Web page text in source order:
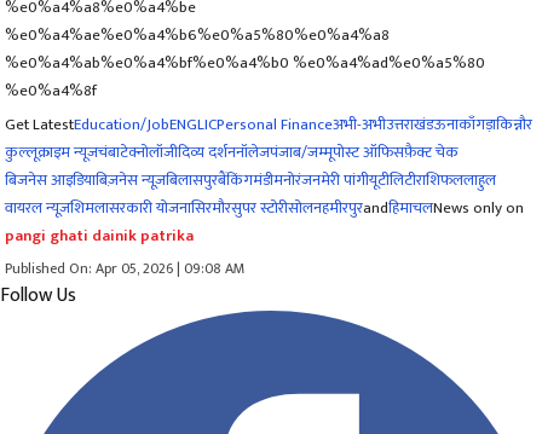
%e0%a4%a8%e0%a4%be
%e0%a4%ae%e0%a4%b6%e0%a5%80%e0%a4%a8
%e0%a4%ab%e0%a4%bf%e0%a4%b0 %e0%a4%ad%e0%a5%80
%e0%a4%8f
Get LatestEducation/JobENGLICPersonal Financeअभी-अभीउत्तराखंडऊनाकाँगड़ाकिन्नौर
कुल्लूक्राइम न्यूजचंबाटेक्नोलॉजीदिव्य दर्शननॉलेजपंजाब/जम्मूपोस्ट ऑफिसफ़ैक्ट चेक
बिजनेस आइडियाबिज़नेस न्यूज़बिलासपुरबैंकिंगमंडीमनोरंजनमेरी पांगीयूटीलिटीराशिफललाहुल
वायरल न्यूज़शिमलासरकारी योजनासिरमौरसुपर स्टोरीसोलनहमीरपुरandहिमाचलNews only on
pangi ghati dainik patrika
Published On: Apr 05, 2026 | 09:08 AM
Follow Us